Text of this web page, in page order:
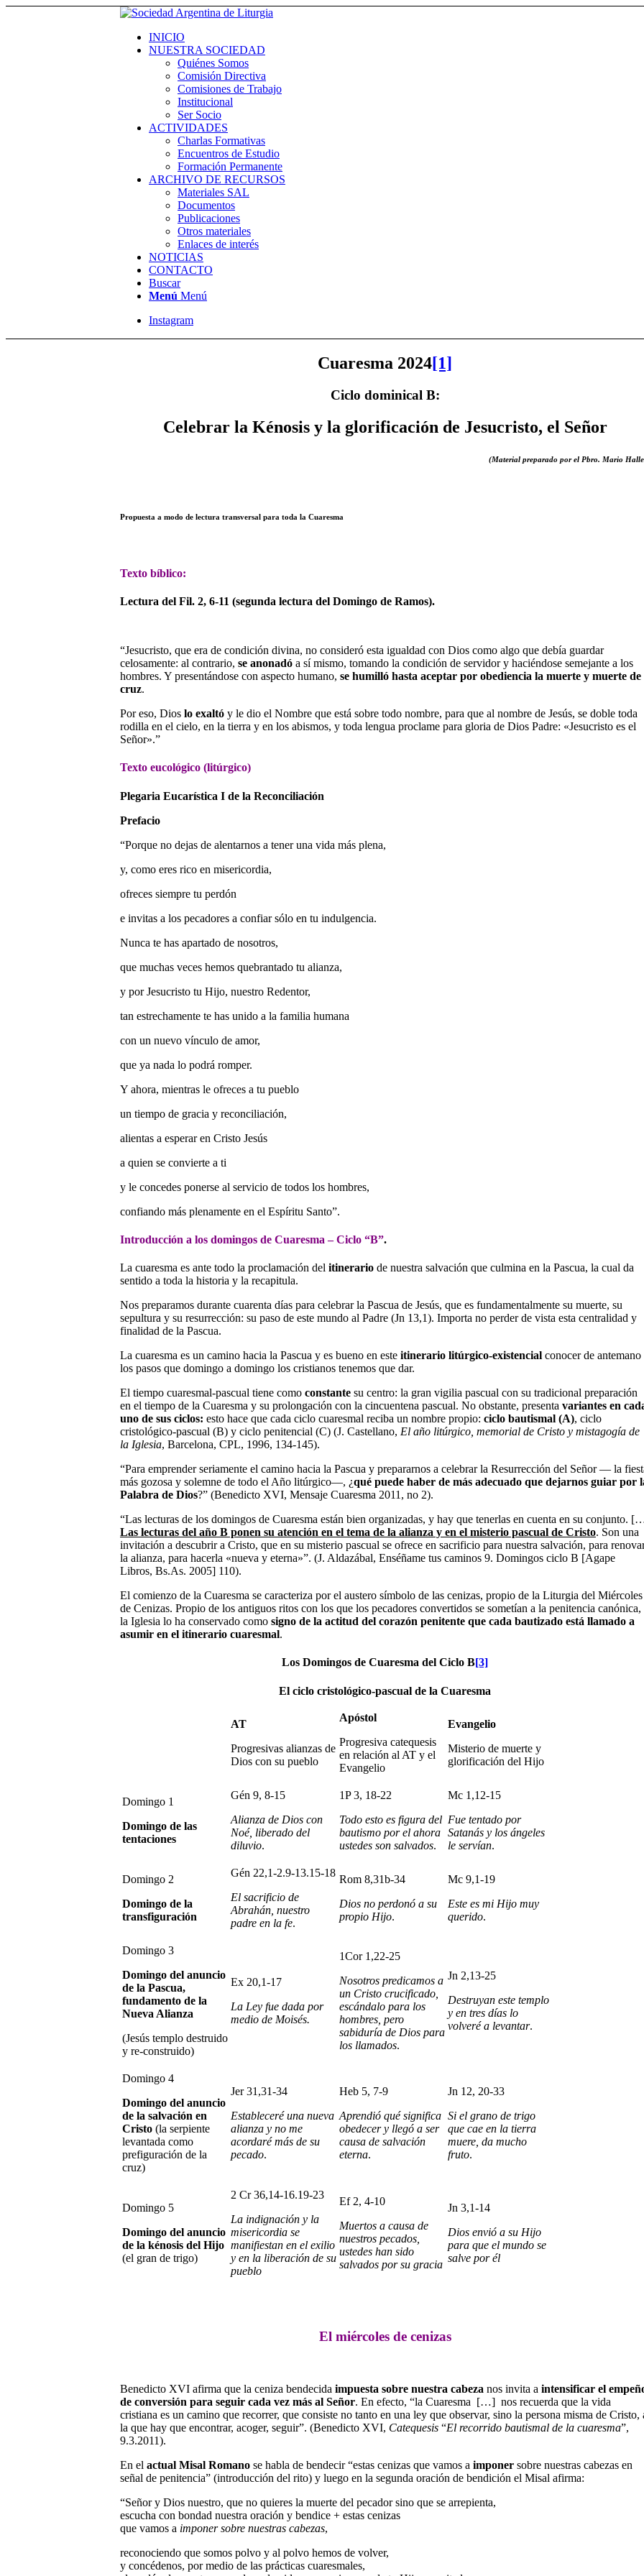
INICIO
NUESTRA SOCIEDAD
Quiénes Somos
Comisión Directiva
Comisiones de Trabajo
Institucional
Ser Socio
ACTIVIDADES
Charlas Formativas
Encuentros de Estudio
Formación Permanente
ARCHIVO DE RECURSOS
Materiales SAL
Documentos
Publicaciones
Otros materiales
Enlaces de interés
NOTICIAS
CONTACTO
Buscar
Menú Menú
Instagram
Cuaresma 2024[1]
Ciclo dominical B:
Celebrar la Kénosis y la glorificación de Jesucristo, el Señor
(Material preparado por el Pbro. Mario
Propuesta a modo de lectura transversal para toda la Cuaresma
Texto bíblico:
Lectura del Fil. 2, 6-11 (segunda lectura del Domingo de Ramos).
“Jesucristo, que era de condición divina, no consideró esta igualdad con Dios como algo que debía guardar
celosamente: al contrario, se anonadó a sí mismo, tomando la condición de servidor y haciéndose semejante a los
hombres. Y presentándose con aspecto humano, se humilló hasta aceptar por obediencia la muerte y muerte de
cruz.
Por eso, Dios lo exaltó y le dio el Nombre que está sobre todo nombre, para que al nombre de Jesús, se doble toda
rodilla en el cielo, en la tierra y en los abismos, y toda lengua proclame para gloria de Dios Padre: «Jesucristo es el
Señor».”
Texto eucológico (litúrgico)
Plegaria Eucarística I de la Reconciliación
Prefacio
“Porque no dejas de alentarnos a tener una vida más plena,
y, como eres rico en misericordia,
ofreces siempre tu perdón
e invitas a los pecadores a confiar sólo en tu indulgencia.
Nunca te has apartado de nosotros,
que muchas veces hemos quebrantado tu alianza,
y por Jesucristo tu Hijo, nuestro Redentor,
tan estrechamente te has unido a la familia humana
con un nuevo vínculo de amor,
que ya nada lo podrá romper.
Y ahora, mientras le ofreces a tu pueblo
un tiempo de gracia y reconciliación,
alientas a esperar en Cristo Jesús
a quien se convierte a ti
y le concedes ponerse al servicio de todos los hombres,
confiando más plenamente en el Espíritu Santo”.
Introducción a los domingos de Cuaresma – Ciclo “B”.
La cuaresma es ante todo la proclamación del itinerario de nuestra salvación que culmina en la Pascua, la cual da
sentido a toda la historia y la recapitula.
Nos preparamos durante cuarenta días para celebrar la Pascua de Jesús, que es fundamentalmente su muerte, su
sepultura y su resurrección: su paso de este mundo al Padre (Jn 13,1). Importa no perder de vista esta centralidad y
finalidad de la Pascua.
La cuaresma es un camino hacia la Pascua y es bueno en este itinerario litúrgico-existencial conocer de antemano
los pasos que domingo a domingo los cristianos tenemos que dar.
El tiempo cuaresmal-pascual tiene como constante su centro: la gran vigilia pascual con su tradicional preparación
en el tiempo de la Cuaresma y su prolongación con la cincuentena pascual. No obstante, presenta variantes en
uno de sus ciclos: esto hace que cada ciclo cuaresmal reciba un nombre propio: ciclo bautismal (A), ciclo
cristológico-pascual (B) y ciclo penitencial (C) (J. Castellano, El año litúrgico, memorial de Cristo y mistagogía de
la Iglesia, Barcelona, CPL, 1996, 134-145).
“Para emprender seriamente el camino hacia la Pascua y prepararnos a celebrar la Resurrección del Señor — la
más gozosa y solemne de todo el Año litúrgico—, ¿qué puede haber de más adecuado que dejarnos guiar por
Palabra de Dios?” (Benedicto XVI, Mensaje Cuaresma 2011, no 2).
“Las lecturas de los domingos de Cuaresma están bien organizadas, y hay que tenerlas en cuenta en su conjunto.
Las lecturas del año B ponen su atención en el tema de la alianza y en el misterio pascual de Cristo. Son una
invitación a descubrir a Cristo, que en su misterio pascual se ofrece en sacrificio para nuestra salvación, para
la alianza, para hacerla «nueva y eterna»”. (J. Aldazábal, Enséñame tus caminos 9. Domingos ciclo B [Agape
Libros, Bs.As. 2005] 110).
El comienzo de la Cuaresma se caracteriza por el austero símbolo de las cenizas, propio de la Liturgia del Miércoles
de Cenizas. Propio de los antiguos ritos con los que los pecadores convertidos se sometían a la penitencia canónica,
la Iglesia lo ha conservado como signo de la actitud del corazón penitente que cada bautizado está llamado a
asumir en el itinerario cuaresmal.
Los Domingos de Cuaresma del Ciclo B[3]
El ciclo cristológico-pascual de la Cuaresma
AT
Progresivas alianzas de
Dios con su pueblo
Apóstol
Progresiva catequesis
en relación al AT y el
Evangelio
Evangelio
Misterio de muerte y
glorificación del Hijo
Domingo 1
Domingo de las
tentaciones
Gén 9, 8-15
Alianza de Dios con
Noé, liberado del
diluvio.
1P 3, 18-22
Todo esto es figura del
bautismo por el ahora
ustedes son salvados.
Mc 1,12-15
Fue tentado por
Satanás y los ángeles
le servían.
Domingo 2
Domingo de la
transfiguración
Gén 22,1-2.9-13.15-18
El sacrificio de
Abrahán, nuestro
padre en la fe.
Rom 8,31b-34
Dios no perdonó a su
propio Hijo.
Mc 9,1-19
Este es mi Hijo muy
querido.
Domingo 3
Domingo del anuncio
de la Pascua,
fundamento de la
Nueva Alianza
(Jesús templo destruido
y re-construido)
Ex 20,1-17
La Ley fue dada por
medio de Moisés.
1Cor 1,22-25
Nosotros predicamos a
un Cristo crucificado,
escándalo para los
hombres, pero
sabiduría de Dios para
los llamados.
Jn 2,13-25
Destruyan este templo
y en tres días lo
volveré a levantar.
Domingo 4
Domingo del anuncio
de la salvación en
Cristo (la serpiente
levantada como
prefiguración de la
cruz)
Jer 31,31-34
Estableceré una nueva
alianza y no me
acordaré más de su
pecado.
Heb 5, 7-9
Aprendió qué significa
obedecer y llegó a ser
causa de salvación
eterna.
Jn 12, 20-33
Si el grano de trigo
que cae en la tierra
muere, da mucho
fruto.
Domingo 5
Domingo del anuncio
de la kénosis del Hijo
(el gran de trigo)
2 Cr 36,14-16.19-23
La indignación y la
misericordia se
manifiestan en el exilio
y en la liberación de su
pueblo
Ef 2, 4-10
Muertos a causa de
nuestros pecados,
ustedes han sido
salvados por su gracia
Jn 3,1-14
Dios envió a su Hijo
para que el mundo se
salve por él
El miércoles de cenizas
Benedicto XVI afirma que la ceniza bendecida impuesta sobre nuestra cabeza nos invita a intensificar el
de conversión para seguir cada vez más al Señor. En efecto, “la Cuaresma […] nos recuerda que la vida
cristiana es un camino que recorrer, que consiste no tanto en una ley que observar, sino la persona misma de Cristo,
la que hay que encontrar, acoger, seguir”. (Benedicto XVI, Catequesis “El recorrido bautismal de la cuaresma”,
9.3.2011).
En el actual Misal Romano se habla de bendecir “estas cenizas que vamos a imponer sobre nuestras cabezas en
señal de penitencia” (introducción del rito) y luego en la segunda oración de bendición el Misal afirma:
“Señor y Dios nuestro, que no quieres la muerte del pecador sino que se arrepienta,
escucha con bondad nuestra oración y bendice + estas cenizas
que vamos a imponer sobre nuestras cabezas,
reconociendo que somos polvo y al polvo hemos de volver,
y concédenos, por medio de las prácticas cuaresmales,